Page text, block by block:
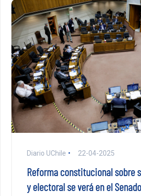
Diario UChile 22-04-2025
Reforma constitucional sobre
y electoral se verá en el Senado